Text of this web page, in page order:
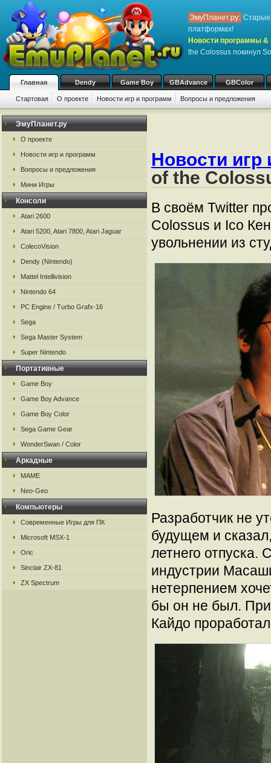
ЭмуПланет.ру: Старые
платформах!
Новости программы &
the Colossus покинул
Главная Dendy Game Boy GBAdvance GBColor
Стартовая О проекте Новости игр и программ Вопросы и предложения
ЭмуПланет.ру
О проекте
Новости игр и программ
Вопросы и предложения
Мини Игры
Консоли
Atari 2600
Atari 5200, Atari 7800, Atari Jaguar
ColecoVision
Dendy (Nintendo)
Mattel Intellivision
Nintendo 64
PC Engine / Turbo Grafx-16
Sega
Sega Master System
Super Nintendo
Портативные
Game Boy
Game Boy Advance
Game Boy Color
Sega Game Gear
WonderSwan / Color
Аркадные
MAME
Neo-Geo
Компьютеры
Современные Игры для ПК
Microsoft MSX-1
Oric
Sinclair ZX-81
ZX Spectrum
Новости игр
of the
В своём Twitter
Colossus и Ico
увольнении из
Разработчик не
будущем и
летнего отпуска.
индустрии
нетерпением
бы он не был.
Кайдо